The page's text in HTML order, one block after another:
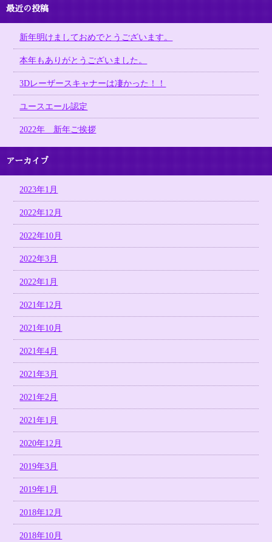
最近の投稿
新年明けましておめでとうございます。
本年もありがとうございました。
3Dレーザースキャナーは凄かった！！
ユースエール認定
2022年 新年ご挨拶
アーカイブ
2023年1月
2022年12月
2022年10月
2022年3月
2022年1月
2021年12月
2021年10月
2021年4月
2021年3月
2021年2月
2021年1月
2020年12月
2019年3月
2019年1月
2018年12月
2018年10月